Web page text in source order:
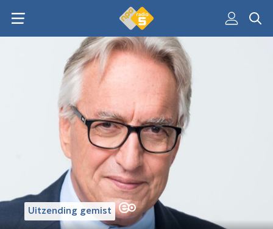
Uitzending gemist